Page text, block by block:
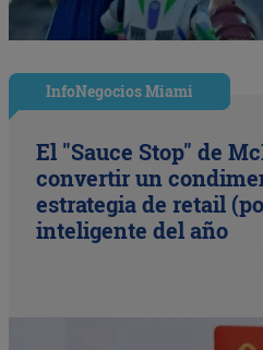
InfoNegocios Miami
El "Sauce Stop" de
convertir un
estrategia de retail
inteligente del año